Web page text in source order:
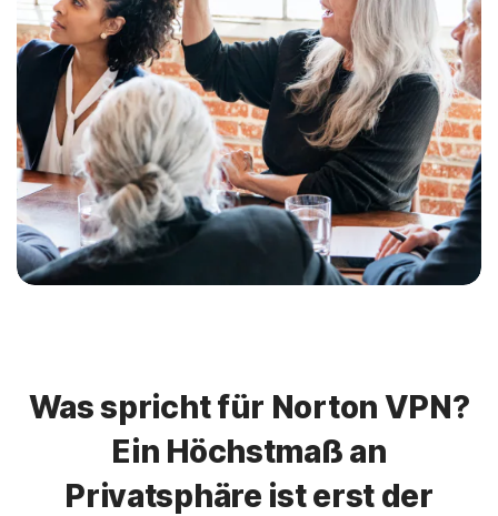
Was spricht für Norton VPN?
Ein Höchstmaß an
Privatsphäre ist erst der